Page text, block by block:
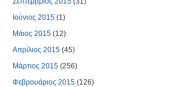
Ιούνιος 2015 (1)
Μάιος 2015 (12)
Απρίλιος 2015 (45)
Μάρτιος 2015 (256)
Φεβρουάριος 2015 (126)